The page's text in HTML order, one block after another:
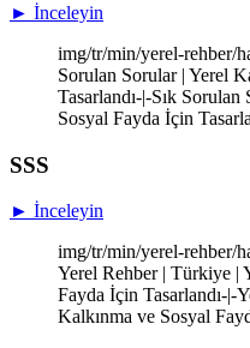
► İnceleyin
img/tr/min/yerel-rehber/
Sorulan Sorular | Yerel
Tasarlandı-|-Sık
Sosyal Fayda İçin
SSS
► İnceleyin
img/tr/min/yerel-rehber/
Yerel Rehber | Türkiye |
Fayda İçin Tasarlandı-|-
Kalkınma ve Sosyal